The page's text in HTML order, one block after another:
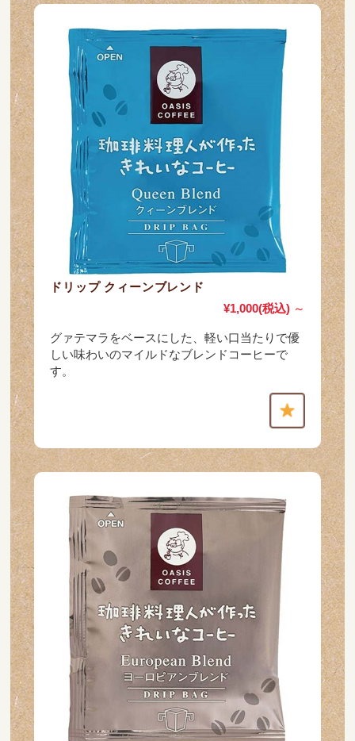
ドリップ クィーンブレンド
¥1,000(税込) ～
グァテマラをベースにした、軽い口当たりで優
しい味わいのマイルドなブレンドコーヒーで
す。